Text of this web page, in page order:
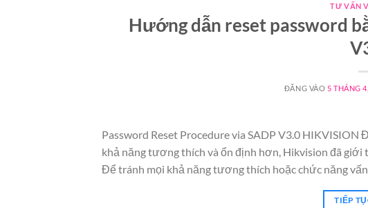
TƯ VẤN
Hướng dẫn reset password
ĐĂNG VÀO 5 THÁNG
Password Reset Procedure via SADP V3.0
khả năng tương thích và ổn định hơn, Hikvision đã giới
Để tránh mọi khả năng tương thích hoặc chức năng
TIẾP